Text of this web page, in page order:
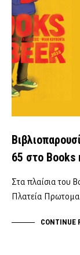
65 στο Books
Στα πλαίσια του
Πλατεία
CONTINUE